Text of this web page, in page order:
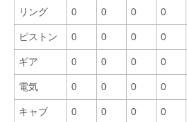
リング 0 0 0 0
ピストン 0 0 0 0
ギア 0 0 0 0
電気 0 0 0 0
キャブ 0 0 0 0